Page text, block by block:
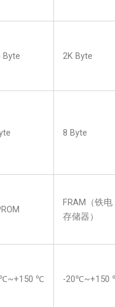
Byte 2K Byte
8 Byte
FRAM（铁电
存储器）
℃ -20℃~+150